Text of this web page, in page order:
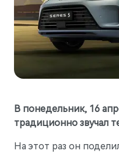
M5Стильный
от 5 800 000 ₽
Гарантия
Руководства по
АКСЕССУАРЫ
Коллекция
Колеса в сборе
Телематические
Новости компании
СМИ о нас
Блогеры о нас
ПАРТНЕРЫ
PlayAuto
В понедельник, 16
традиционно звучал
На этот раз он